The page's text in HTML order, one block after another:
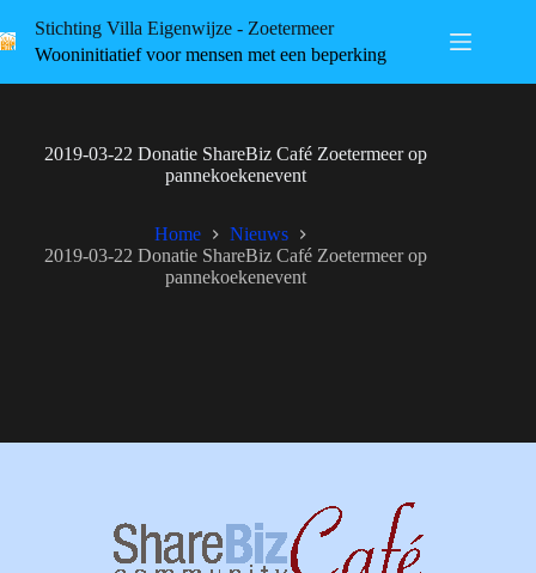
to
content
Stichting Villa Eigenwijze - Zoetermeer
Wooninitiatief voor mensen met een beperking
2019-03-22 Donatie ShareBiz Café Zoetermeer op
pannekoekenevent
Home
Nieuws
2019-03-22 Donatie ShareBiz Café Zoetermeer op
pannekoekenevent